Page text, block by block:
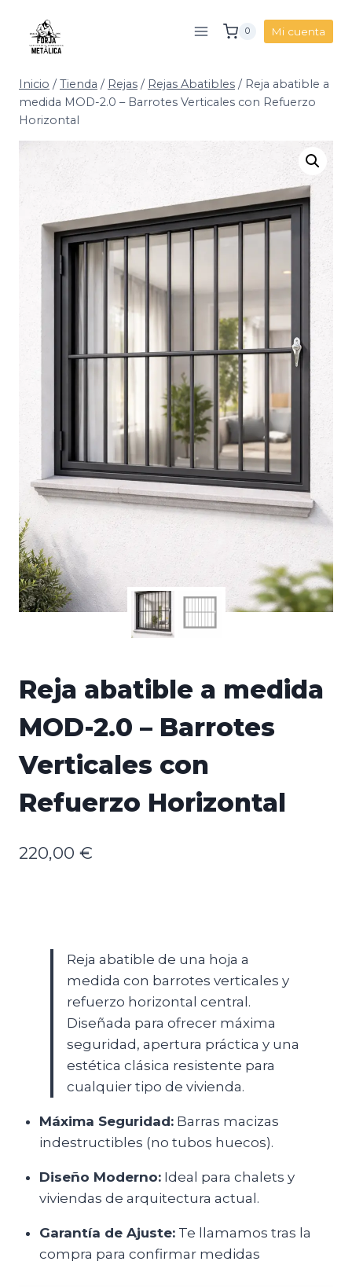
contenido
0 Mi cuenta
Inicio / Tienda / Rejas / Rejas Abatibles / Reja abatible a
medida MOD-2.0 – Barrotes Verticales con Refuerzo
Horizontal
Reja abatible a medida
MOD-2.0 – Barrotes
Verticales con
Refuerzo Horizontal
220,00 €
Reja abatible de una hoja a
medida con barrotes verticales y
refuerzo horizontal central.
Diseñada para ofrecer máxima
seguridad, apertura práctica y una
estética clásica resistente para
cualquier tipo de vivienda.
Máxima Seguridad:Barras macizas
indestructibles (no tubos huecos).
Diseño Moderno:Ideal para chalets y
viviendas de arquitectura actual.
Garantía de Ajuste:Te llamamos tras la
compra para confirmar medidas